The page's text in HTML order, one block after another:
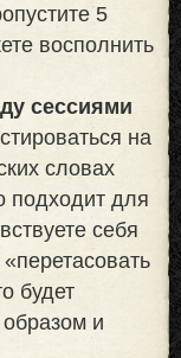
5
восполнить
сессиями
на
словах
подходит для
себя
будет
и